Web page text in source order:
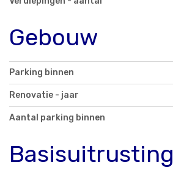
Gebouw
Parking binnen
Renovatie - jaar
Aantal parking binnen
Basisuitrusting